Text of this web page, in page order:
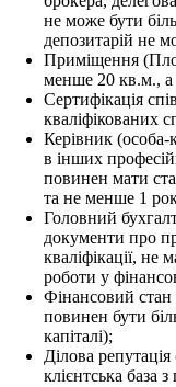
не може бути
депозитарій не
Приміщення
менше 20 кв.м., а
Сертифікація
кваліфікованих
Керівник (особа-
в інших
повинен мати
та не менше 1
Головний
документи про
кваліфікації, не
роботи у
Фінансовий стан
повинен бути
капіталі);
Ділова
клієнтська база